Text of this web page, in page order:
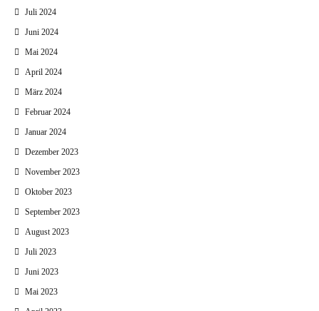
Juli 2024
Juni 2024
Mai 2024
April 2024
März 2024
Februar 2024
Januar 2024
Dezember 2023
November 2023
Oktober 2023
September 2023
August 2023
Juli 2023
Juni 2023
Mai 2023